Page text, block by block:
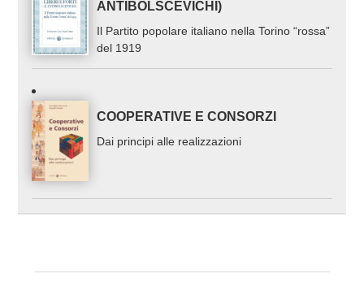
ANTIBOLSCEVICHI)
Il Partito popolare italiano nella Torino “rossa”
del 1919
COOPERATIVE E CONSORZI
Dai principi alle realizzazioni